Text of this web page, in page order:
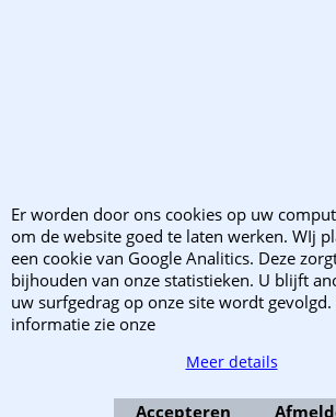
Verzending
Wanneer zijn wij gesloten
Retourzendingen
Klachten?
Er worden door ons cookies op uw
om de website goed te laten werken. WIj
een cookie van Google Analitics. Deze
bijhouden van onze statistieken. U blijft
uw surfgedrag op onze site wordt
informatie zie onze
Meer details
Accepteren